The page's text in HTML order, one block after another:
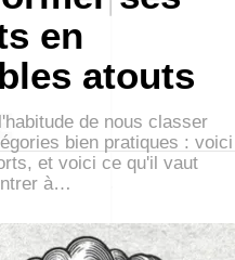
en
atouts
de nous classer
bien pratiques : voici
et voici ce qu'il vaut
à…